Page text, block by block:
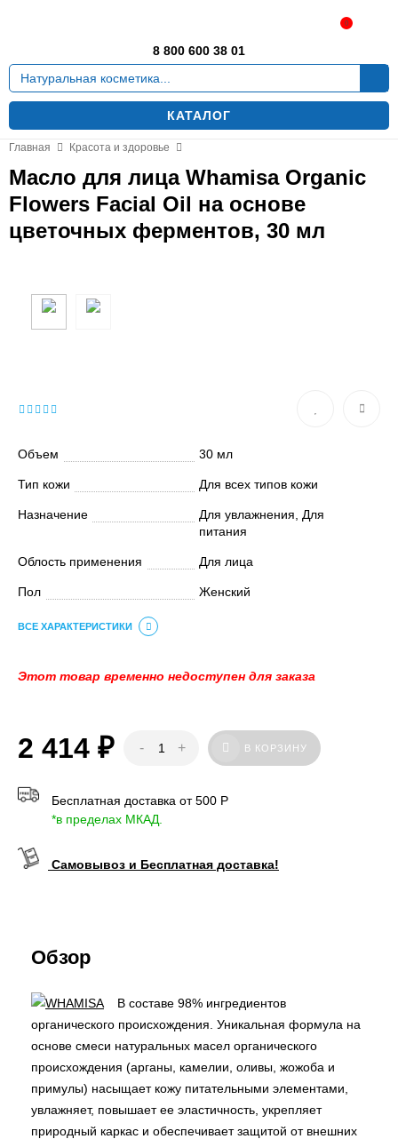
Москва
8 800 600 38 01
КАТАЛОГ
0
Главная Красота и здоровье
Масло для лица Whamisa Organic
Flowers Facial Oil на основе
цветочных ферментов, 30 мл
Объем 30 мл
Тип кожи Для всех типов кожи
Назначение
Для увлажнения, Для
питания
Облость применения Для лица
Пол Женский
ВСЕ ХАРАКТЕРИСТИКИ
Этот товар временно недоступен для заказа
2 414 ₽ - + В КОРЗИНУ
Бесплатная доставка от 500 Р
*в пределах МКАД.
Самовывоз и Бесплатная доставка!
Обзор
В составе 98% ингредиентов
органического происхождения. Уникальная формула на
основе смеси натуральных масел органического
происхождения (арганы, камелии, оливы, жожоба и
примулы) насыщает кожу питательными элементами,
увлажняет, повышает ее эластичность, укрепляет
природный каркас и обеспечивает защитой от внешних